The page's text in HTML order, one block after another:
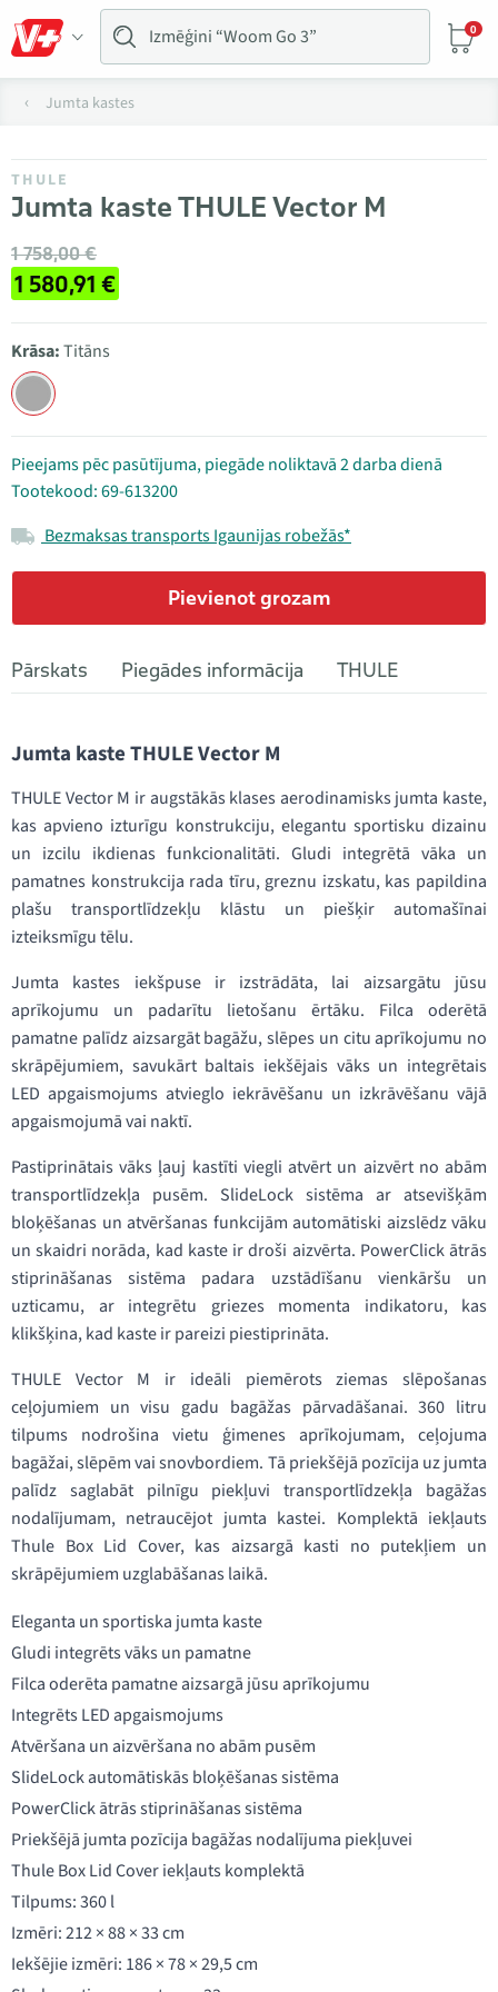
0
Jumta kastes
THULE
Jumta kaste THULE Vector M
1 758,00 €
1 580,91 €
Krāsa:Titāns
Pieejams pēc pasūtījuma, piegāde noliktavā 2 darba dienā
Tootekood: 69-613200
Bezmaksas transports Igaunijas robežās*
Pievienot grozam
Pārskats Piegādes informācija THULE
Jumta kaste THULE Vector M
THULE Vector M ir augstākās klases aerodinamisks jumta kaste,
kas apvieno izturīgu konstrukciju, elegantu sportisku dizainu
un izcilu ikdienas funkcionalitāti. Gludi integrētā vāka un
pamatnes konstrukcija rada tīru, greznu izskatu, kas papildina
plašu transportlīdzekļu klāstu un piešķir automašīnai
izteiksmīgu tēlu.
Jumta kastes iekšpuse ir izstrādāta, lai aizsargātu jūsu
aprīkojumu un padarītu lietošanu ērtāku. Filca oderētā
pamatne palīdz aizsargāt bagāžu, slēpes un citu aprīkojumu no
skrāpējumiem, savukārt baltais iekšējais vāks un integrētais
LED apgaismojums atvieglo iekrāvēšanu un izkrāvēšanu vājā
apgaismojumā vai naktī.
Pastiprinātais vāks ļauj kastīti viegli atvērt un aizvērt no abām
transportlīdzekļa pusēm. SlideLock sistēma ar atsevišķām
bloķēšanas un atvēršanas funkcijām automātiski aizslēdz vāku
un skaidri norāda, kad kaste ir droši aizvērta. PowerClick ātrās
stiprināšanas sistēma padara uzstādīšanu vienkāršu un
uzticamu, ar integrētu griezes momenta indikatoru, kas
klikšķina, kad kaste ir pareizi piestiprināta.
THULE Vector M ir ideāli piemērots ziemas slēpošanas
ceļojumiem un visu gadu bagāžas pārvadāšanai. 360 litru
tilpums nodrošina vietu ģimenes aprīkojumam, ceļojuma
bagāžai, slēpēm vai snovbordiem. Tā priekšējā pozīcija uz jumta
palīdz saglabāt pilnīgu piekļuvi transportlīdzekļa bagāžas
nodalījumam, netraucējot jumta kastei. Komplektā iekļauts
Thule Box Lid Cover, kas aizsargā kasti no putekļiem un
skrāpējumiem uzglabāšanas laikā.
Eleganta un sportiska jumta kaste
Gludi integrēts vāks un pamatne
Filca oderēta pamatne aizsargā jūsu aprīkojumu
Integrēts LED apgaismojums
Atvēršana un aizvēršana no abām pusēm
SlideLock automātiskās bloķēšanas sistēma
PowerClick ātrās stiprināšanas sistēma
Priekšējā jumta pozīcija bagāžas nodalījuma piekļuvei
Thule Box Lid Cover iekļauts komplektā
Tilpums: 360 l
Izmēri: 212 × 88 × 33 cm
Iekšējie izmēri: 186 × 78 × 29,5 cm